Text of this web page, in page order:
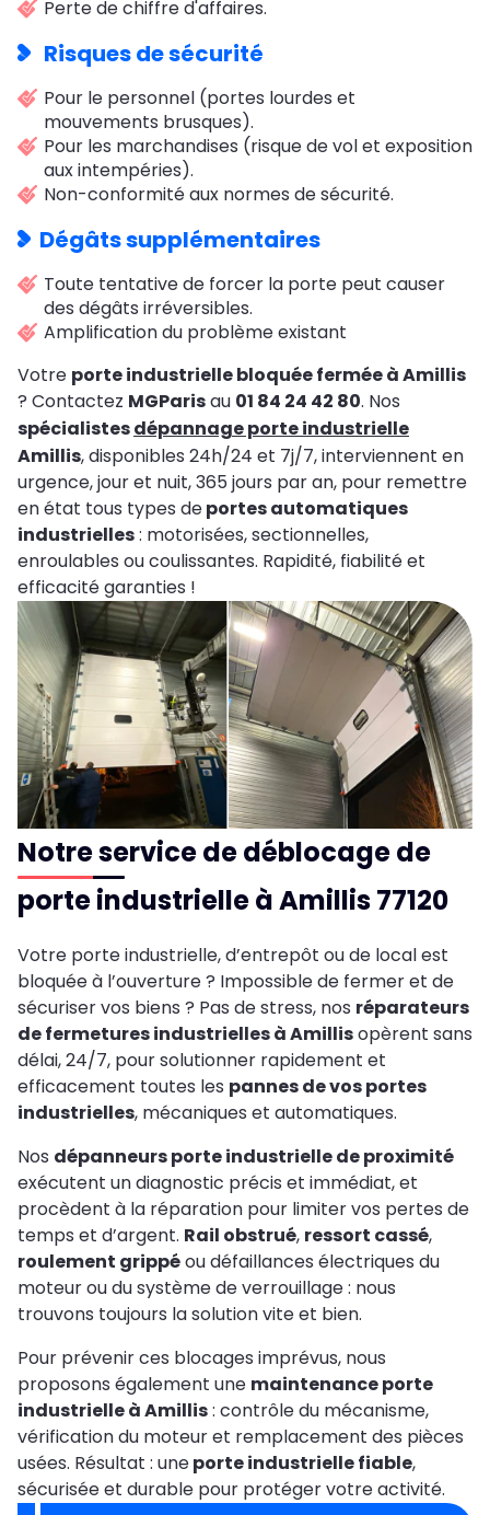
Perte de chiffre d'affaires.
Risques de sécurité
Pour le personnel (portes lourdes et
mouvements brusques).
Pour les marchandises (risque de vol et exposition
aux intempéries).
Non-conformité aux normes de sécurité.
Dégâts supplémentaires
Toute tentative de forcer la porte peut causer
des dégâts irréversibles.
Amplification du problème existant
Votre porte industrielle bloquée fermée à Amillis
? Contactez MGParisau 01 84 24 42 80. Nos
spécialistesdépannage porte industrielle
Amillis, disponibles 24h/24 et 7j/7, interviennent en
urgence, jour et nuit, 365 jours par an, pour remettre
en état tous types deportes automatiques
industrielles: motorisées, sectionnelles,
enroulables ou coulissantes. Rapidité, fiabilité et
efficacité garanties !
Notre service de déblocage de
porte industrielle à Amillis 77120
Votre porte industrielle, d’entrepôt ou de local est
bloquée à l’ouverture ? Impossible de fermer et de
sécuriser vos biens ? Pas de stress, nos réparateurs
de fermetures industrielles à Amillisopèrent sans
délai, 24/7, pour solutionner rapidement et
efficacement toutes les pannes de vos portes
industrielles, mécaniques et automatiques.
Nos dépanneurs porte industrielle de proximité
exécutent un diagnostic précis et immédiat, et
procèdent à la réparation pour limiter vos pertes de
temps et d’argent. Rail obstrué, ressort cassé,
roulement grippéou défaillances électriques du
moteur ou du système de verrouillage : nous
trouvons toujours la solution vite et bien.
Pour prévenir ces blocages imprévus, nous
proposons également une maintenance porte
industrielle à Amillis: contrôle du mécanisme,
vérification du moteur et remplacement des pièces
usées. Résultat : uneporte industrielle fiable,
sécurisée et durable pour protéger votre activité.